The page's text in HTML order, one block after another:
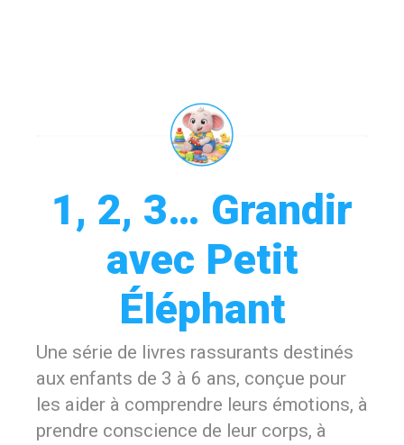
1, 2, 3… Grandir
avec Petit
Éléphant
Une série de livres rassurants destinés
aux enfants de 3 à 6 ans, conçue pour
les aider à comprendre leurs émotions, à
prendre conscience de leur corps, à